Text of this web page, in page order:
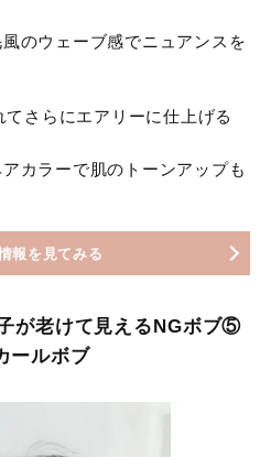
のウェーブ感でニュアンスを
さらにエアリーに仕上げる
カラーで肌のトーンアップも
報を見てみる
が老けて見えるNGボブ⑤
ールボブ